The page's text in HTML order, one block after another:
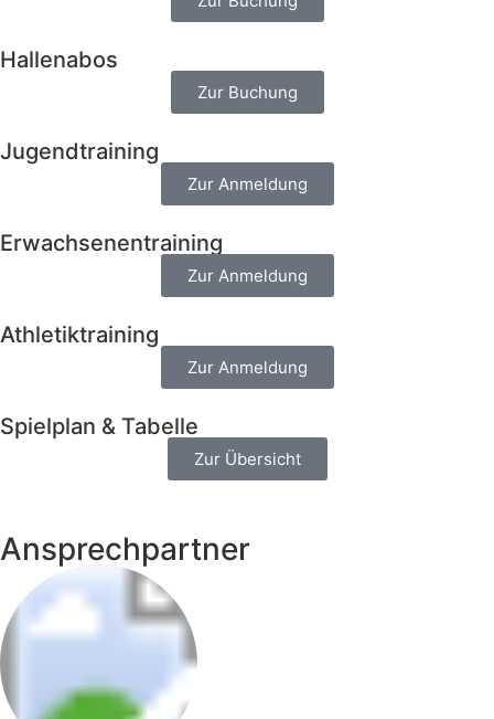
Hallenabos
Zur Buchung
Jugendtraining
Zur Anmeldung
Erwachsenentraining
Zur Anmeldung
Athletiktraining
Zur Anmeldung
Spielplan & Tabelle
Zur Übersicht
Ansprechpartner